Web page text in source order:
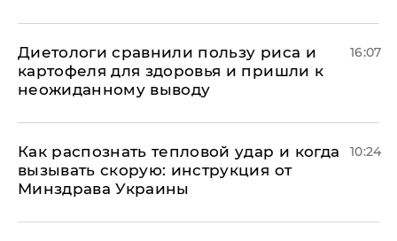
Диетологи сравнили пользу риса и
картофеля для здоровья и пришли к
неожиданному выводу
16:07
Как распознать тепловой удар и когда
вызывать скорую: инструкция от
Минздрава Украины
10:24